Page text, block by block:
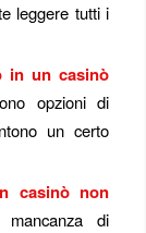
leggere tutti i
in un casinò
opzioni di
un certo
casinò non
di